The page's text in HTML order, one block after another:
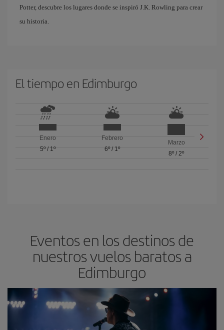
Potter, descubre los lugares donde se inspiró J.K. Rowling para crear
su historia.
El tiempo en Edimburgo
Enero
5º/ 1º
Febrero
6º/ 1º
Marzo
8º /2º
Eventos en los destinos de
nuestros vuelos baratos a
Edimburgo